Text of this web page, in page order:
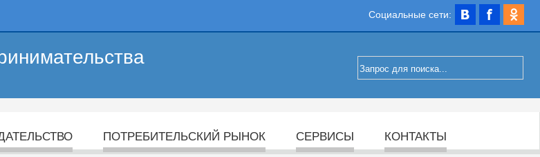
Социальные сети:
ПОТРЕБИТЕЛЬСКИЙ РЫНОК СЕРВИСЫ КОНТАКТЫ